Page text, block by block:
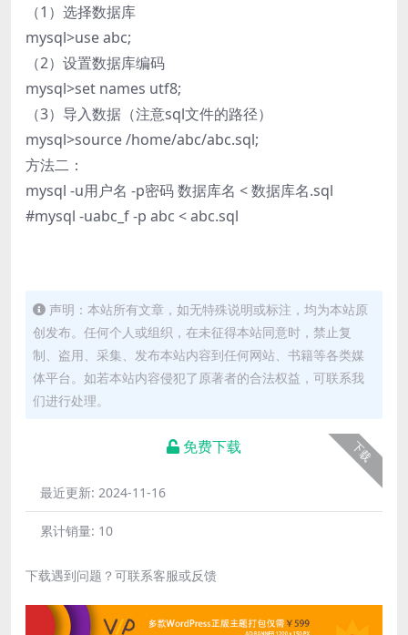
（1）选择数据库
mysql>use abc;
（2）设置数据库编码
mysql>set names utf8;
（3）导入数据（注意sql文件的路径）
mysql>source /home/abc/abc.sql;
方法二：
mysql -u用户名 -p密码 数据库名 < 数据库名.sql
#mysql -uabc_f -p abc < abc.sql
声明：本站所有文章，如无特殊说明或标注，均为本站原
创发布。任何个人或组织，在未征得本站同意时，禁止复
制、盗用、采集、发布本站内容到任何网站、书籍等各类媒
体平台。如若本站内容侵犯了原著者的合法权益，可联系我
们进行处理。
下载
免费下载
最近更新: 2024-11-16
累计销量: 10
下载遇到问题？可联系客服或反馈